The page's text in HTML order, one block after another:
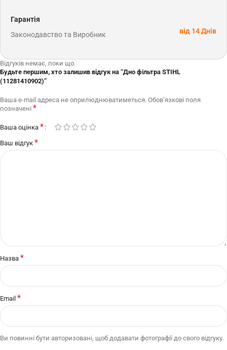
Гарантія
Законодавство та Виробник
від 14 Днів
Відгуків немає, поки що.
Будьте першим, хто залишив відгук на “Дно фільтра STIHL
(11281410902)”
Ваша e-mail адреса не оприлюднюватиметься. Обов’язкові поля
позначені *
Ваша оцінка *
Ваш відгук *
Назва *
Email *
Ви повинні бути авторизовані, щоб додавати фотографії до свого відгуку.